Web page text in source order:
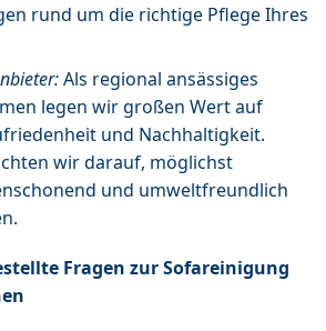
rund um die richtige Pflege Ihres
Als regional ansässiges
legen wir großen Wert auf
und Nachhaltigkeit.
wir darauf, möglichst
und umweltfreundlich
Fragen zur Sofareinigung